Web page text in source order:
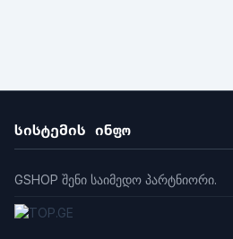
სისტემის ინფო
GSHOP შენი საიმედო პარტნიორი.